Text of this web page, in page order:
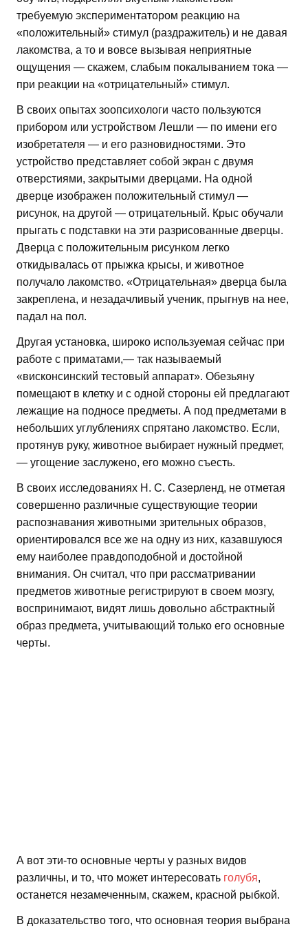
требуемую экспериментатором реакцию на
«положительный» стимул (раздражитель) и не давая
лакомства, а то и вовсе вызывая неприятные
ощущения — скажем, слабым покалыванием тока —
при реакции на «отрицательный» стимул.
В своих опытах зоопсихологи часто пользуются
прибором или устройством Лешли — по имени его
изобретателя — и его разновидностями. Это
устройство представляет собой экран с двумя
отверстиями, закрытыми дверцами. На одной
дверце изображен положительный стимул —
рисунок, на другой — отрицательный. Крыс обучали
прыгать с подставки на эти разрисованные дверцы.
Дверца с положительным рисунком легко
откидывалась от прыжка крысы, и животное
получало лакомство. «Отрицательная» дверца была
закреплена, и незадачливый ученик, прыгнув на нее,
падал на пол.
Другая установка, широко используемая сейчас при
работе с приматами,— так называемый
«висконсинский тестовый аппарат». Обезьяну
помещают в клетку и с одной стороны ей предлагают
лежащие на подносе предметы. А под предметами в
небольших углублениях спрятано лакомство. Если,
протянув руку, животное выбирает нужный предмет,
— угощение заслужено, его можно съесть.
В своих исследованиях Н. С. Сазерленд, не отметая
совершенно различные существующие теории
распознавания животными зрительных образов,
ориентировался все же на одну из них, казавшуюся
ему наиболее правдоподобной и достойной
внимания. Он считал, что при рассматривании
предметов животные регистрируют в своем мозгу,
воспринимают, видят лишь довольно абстрактный
образ предмета, учитывающий только его основные
черты.
А вот эти-то основные черты у разных видов
различны, и то, что может интересовать голубя,
останется незамеченным, скажем, красной рыбкой.
В доказательство того, что основная теория выбрана